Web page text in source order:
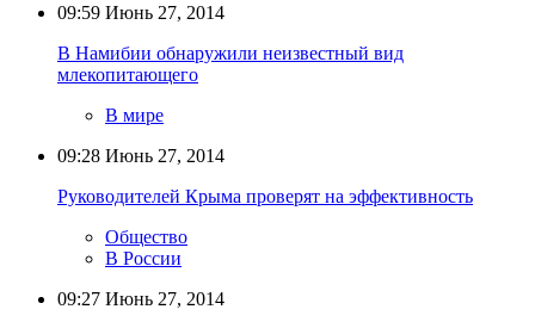
09:59 Июнь 27, 2014
В Намибии обнаружили неизвестный вид
млекопитающего
В мире
09:28 Июнь 27, 2014
Руководителей Крыма проверят на эффективность
Общество
В России
09:27 Июнь 27, 2014